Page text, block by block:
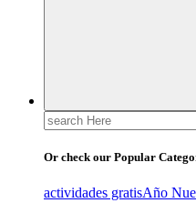
Search
for:
Or check our Popular
actividades gratisAño